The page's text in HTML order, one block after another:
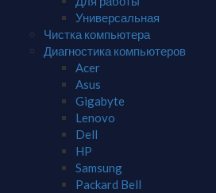
Универсальная
Чистка компьютера
Диагностика компьютеров
Acer
Asus
Gigabyte
Lenovo
Dell
HP
Samsung
Packard Bell